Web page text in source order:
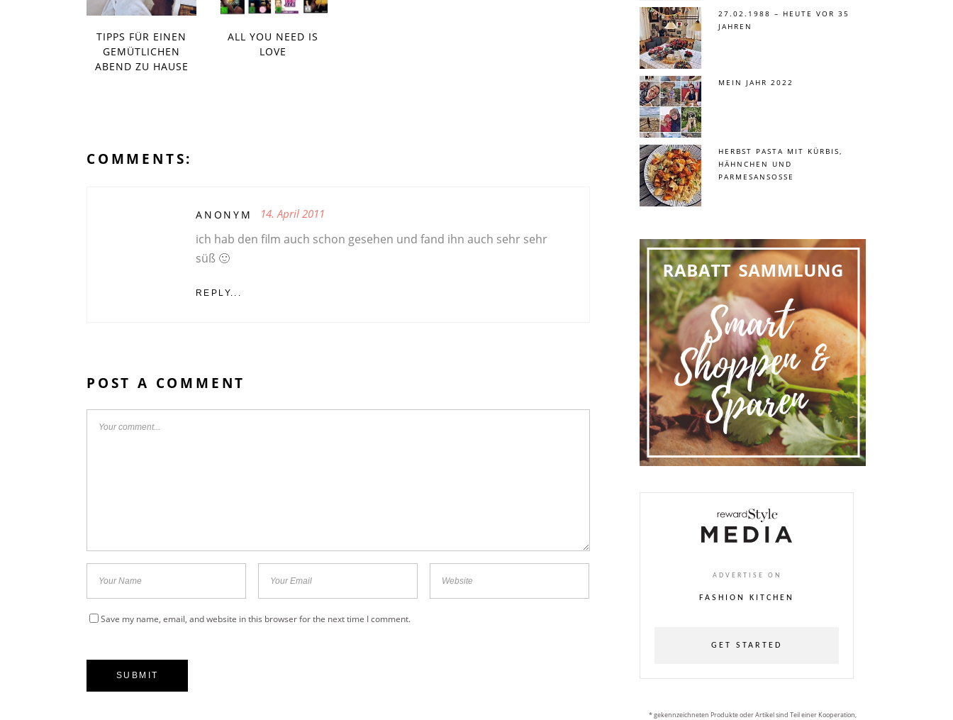
TIPPS FÜR EINEN
GEMÜTLICHEN
ABEND ZU HAUSE
ALL YOU NEED IS
LOVE
COMMENTS:
ANONYM 14. April 2011
ich hab den film auch schon gesehen und fand ihn auch sehr sehr
süß 🙂
REPLY...
POST A COMMENT
Save my name, email, and website in this browser for the next time I comment.
27.02.1988 – HEUTE VOR 35
JAHREN
MEIN JAHR 2022
HERBST PASTA MIT KÜRBIS,
HÄHNCHEN UND
PARMESANSOSSE
ADVERTISE ON
FASHION KITCHEN
GET STARTED
* gekennzeichneten Produkte oder Artikel sind Teil einer Kooperation,